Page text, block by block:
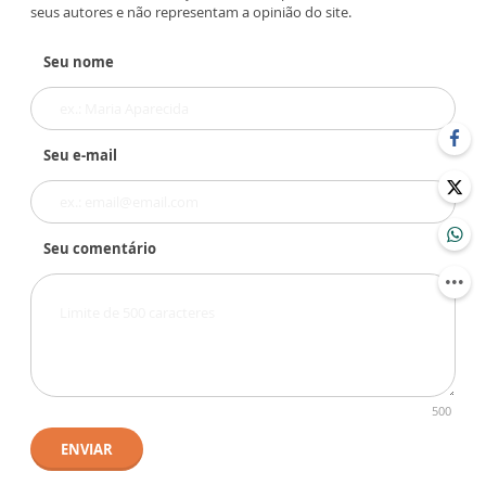
seus autores e não representam a opinião do site.
Seu nome
Seu e-mail
Seu comentário
500
ENVIAR